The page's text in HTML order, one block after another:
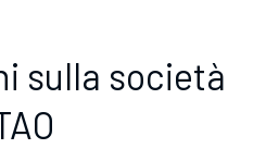
sulla società